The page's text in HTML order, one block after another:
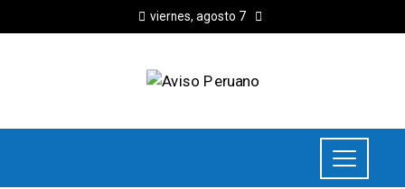
viernes, agosto 7